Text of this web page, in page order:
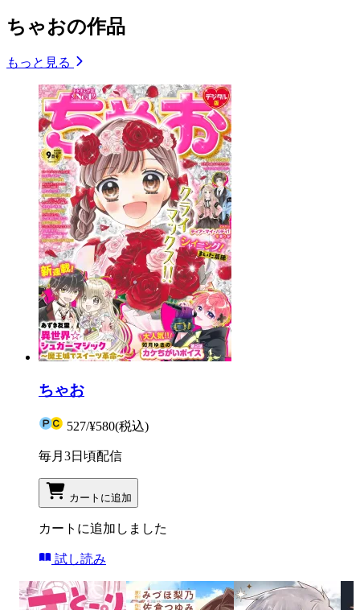
ちゃおの作品
もっと見る
ちゃお
527/¥580(税込)
毎月3日頃配信
カートに追加
カートに追加しました
試し読み